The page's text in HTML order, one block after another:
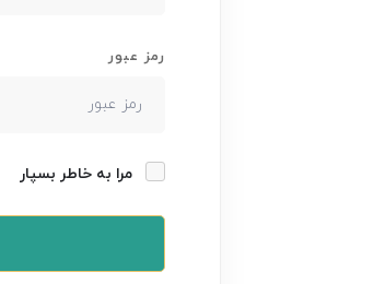
رمز عبور
مرا به خاطر بسپار